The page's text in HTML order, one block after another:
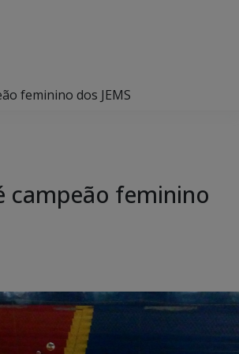
feminino dos JEMS
campeão feminino